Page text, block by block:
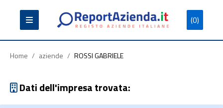
(0)
Partita
Iva
Codice
Fiscale
Ragione
Sociale
Home / aziende / ROSSI GABRIELE
Dati dell'impresa trovata: